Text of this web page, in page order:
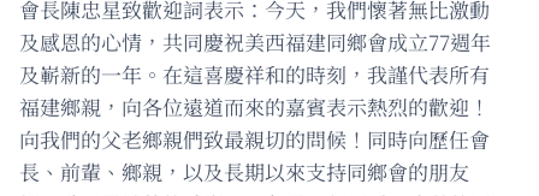
會長陳忠星致歡迎詞表示：今天，我們懷著無比激動
及感恩的心情，共同慶祝美西福建同鄉會成立77週年
及嶄新的一年。在這喜慶祥和的時刻，我謹代表所有
福建鄉親，向各位遠道而來的嘉賓表示熱烈的歡迎！
向我們的父老鄉親們致最親切的問候！同時向歷任會
長、前輩、鄉親，以及長期以來支持同鄉會的朋友